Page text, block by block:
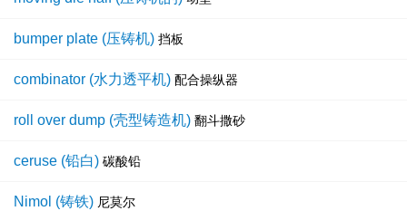
bumper plate (压铸机) 挡板
combinator (水力透平机) 配合操纵器
roll over dump (壳型铸造机) 翻斗撒砂
ceruse (铅白) 碳酸铅
Nimol (铸铁) 尼莫尔